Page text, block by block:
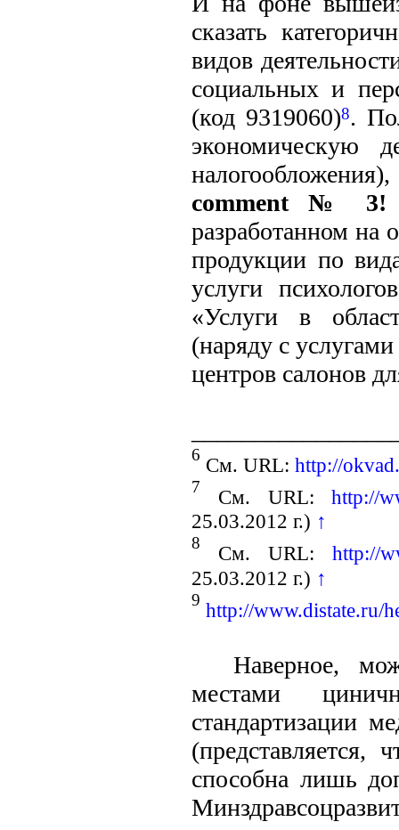
сказать
видов
социальных и
(код 9319060)8.
экономическую
налогообложения),
comment № 3!
разработанном
продукции по
услуги
«Услуги в
(наряду с
центров салонов
6 См. URL: http://
7 См. URL:http://
25.03.2012 г.) ↑
8 См. URL: http://
25.03.2012 г.) ↑
9 http://www.distate.ru/
Наверное,
местами
стандартизации
(представляется,
способна лишь